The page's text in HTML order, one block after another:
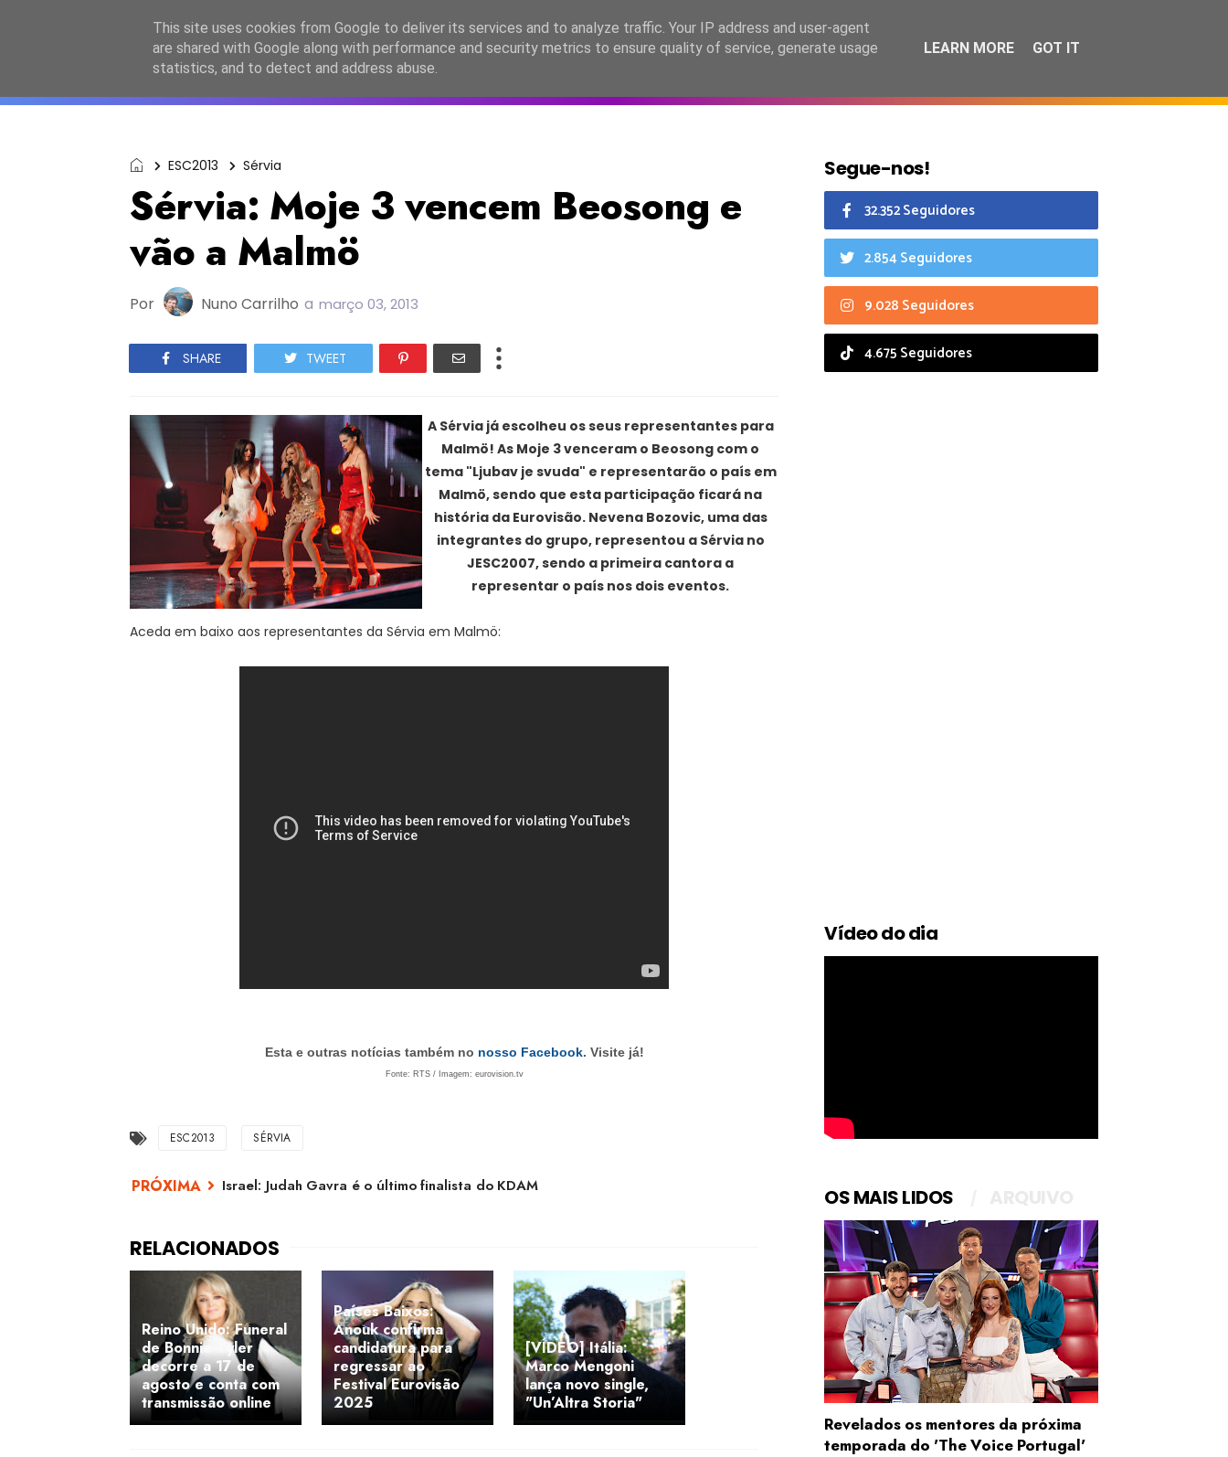
ESC2027 JESC2026 FC2026 EASC2026 PORTUGAL LANÇAMENTOS ESPECIAIS CALENDÁRIO
ESC2013 Sérvia
Sérvia: Moje 3 vencem Beosong e
vão a Malmö
Por Nuno Carrilho a março 03, 2013
SHARE TWEET
A Sérvia já escolheu os seus representantes para
Malmö! As Moje 3 venceram o Beosong com o
tema "Ljubav je svuda" e representarão o país em
Malmö, sendo que esta participação ficará na
história da Eurovisão. Nevena Bozovic, uma das
integrantes do grupo, representou a Sérvia no
JESC2007, sendo a primeira cantora a
representar o país nos dois eventos.
Aceda em baixo aos representantes da Sérvia em Malmö:
Esta e outras notícias também no nosso Facebook. Visite já!
Fonte: RTS / Imagem: eurovision.tv
ESC2013 SÉRVIA
Israel: Judah Gavra é o último finalista do KDAM
Reino Unido: Funeral
de Bonnie Tyler
decorre a 17 de
agosto e conta com
transmissão online
Países Baixos:
Anouk confirma
candidatura para
regressar ao
Festival Eurovisão
2025
[VÍDEO] Itália:
Marco Mengoni
lança novo single,
"Un’Altra Storia"
Segue-nos!
32.352 Seguidores
2.854 Seguidores
9.028 Seguidores
4.675 Seguidores
Vídeo do dia
OS MAIS LIDOS
Revelados os mentores da próxima
temporada do 'The Voice Portugal'
This site uses cookies from Google to deliver its services and to analyze traffic. Your IP address and user-agent
are shared with Google along with performance and security metrics to ensure quality of service, generate usage
statistics, and to detect and address abuse.
LEARN MORE GOT IT